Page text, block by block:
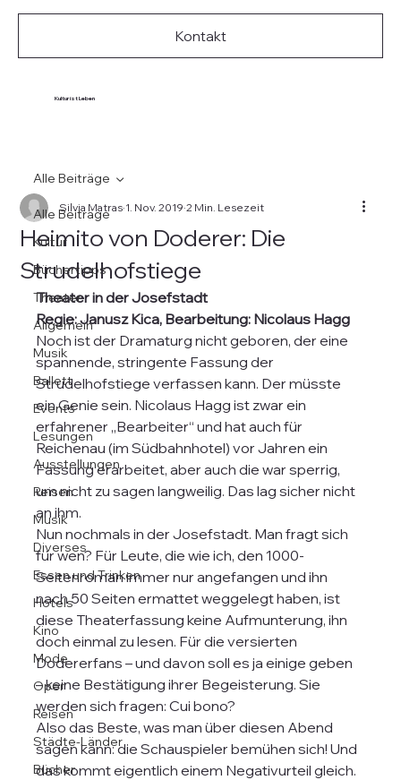
Kultur ist Leben
Kontakt
Alle Beiträge
Kultur
Büchertipps
Theater
Allgemein
Musik
Ballett
Events
Lesungen
Ausstellungen
Reisen
Musik
Diverses
Essen und Trinken
Hotels
Kino
Mode
Oper
Reisen
Städte-Länder
Bücher
Alle Beiträge
Heimito von Doderer: Die
Strudelhofstiege
Silvia Matras 1. Nov. 2019 2 Min. Lesezeit
Theater in der Josefstadt
Regie: Janusz Kica, Bearbeitung: Nicolaus Hagg
Noch ist der Dramaturg nicht geboren, der eine
spannende, stringente Fassung der
Strudelhofstiege verfassen kann. Der müsste
ein Genie sein. Nicolaus Hagg ist zwar ein
erfahrener „Bearbeiter“ und hat auch für
Reichenau (im Südbahnhotel) vor Jahren ein
Fassung erarbeitet, aber auch die war sperrig,
um nicht zu sagen langweilig. Das lag sicher nicht
an ihm.
Nun nochmals in der Josefstadt. Man fragt sich
für wen? Für Leute, die wie ich, den 1000-
Seitenroman immer nur angefangen und ihn
nach 50 Seiten ermattet weggelegt haben, ist
diese Theaterfassung keine Aufmunterung, ihn
doch einmal zu lesen. Für die versierten
Dodererfans – und davon soll es ja einige geben
– keine Bestätigung ihrer Begeisterung. Sie
werden sich fragen: Cui bono?
Also das Beste, was man über diesen Abend
sagen kann: die Schauspieler bemühen sich! Und
das kommt eigentlich einem Negativurteil gleich.